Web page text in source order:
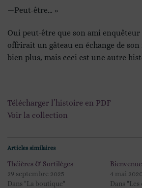
—Peut-être… »
Oui peut-être que son ami
offrirait un gâteau en échange de
bien plus, mais ceci est une autre
Télécharger l’histoire en PDF
Voir la collection
Articles similaires
Théières & Sortilèges
29 septembre 2025
Dans "La boutique"
4 mai 2020
Dans